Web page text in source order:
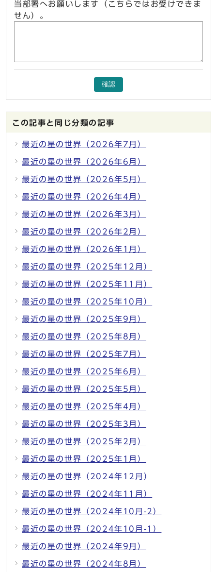
当部署へお願いします（こちらではお受けできま
せん）。
確認
この記事と同じ分類の記事
最近の星の世界（2026年7月）
最近の星の世界（2026年6月）
最近の星の世界（2026年5月）
最近の星の世界（2026年4月）
最近の星の世界（2026年3月）
最近の星の世界（2026年2月）
最近の星の世界（2026年1月）
最近の星の世界（2025年12月）
最近の星の世界（2025年11月）
最近の星の世界（2025年10月）
最近の星の世界（2025年9月）
最近の星の世界（2025年8月）
最近の星の世界（2025年7月）
最近の星の世界（2025年6月）
最近の星の世界（2025年5月）
最近の星の世界（2025年4月）
最近の星の世界（2025年3月）
最近の星の世界（2025年2月）
最近の星の世界（2025年1月）
最近の星の世界（2024年12月）
最近の星の世界（2024年11月）
最近の星の世界（2024年10月-2）
最近の星の世界（2024年10月-1）
最近の星の世界（2024年9月）
最近の星の世界（2024年8月）